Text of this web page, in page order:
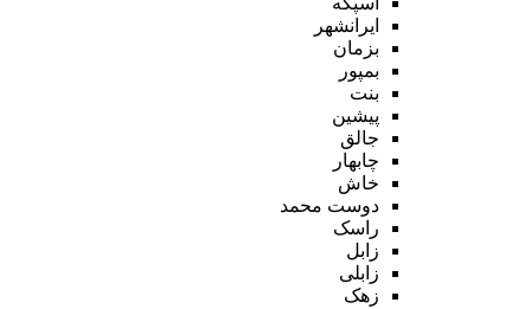
ایرانشهر
بزمان
بمپور
بنت
پیشین
جالق
چابهار
خاش
دوست محمد
راسک
زابل
زابلی
زهک